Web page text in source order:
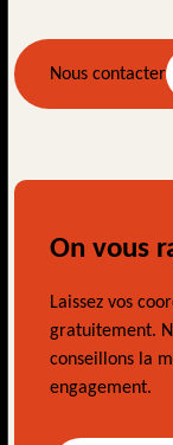
Nous contacter
On vous
Laissez vos
gratuitement.
conseillons la
engagement.